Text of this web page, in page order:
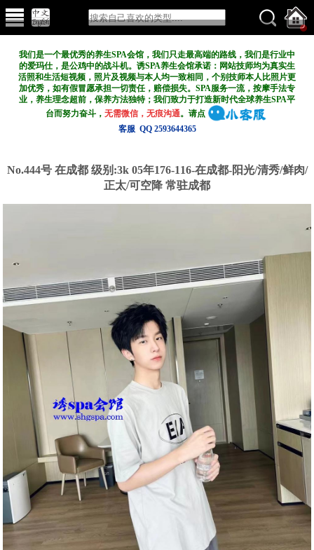
我们是一个最优秀的养生SPA会馆，我们只走最高端的路线，我们是行业中
的爱玛仕，是公鸡中的战斗机。诱SPA养生会馆承诺：网站技师均为真实生
活照和生活短视频，照片及视频与本人均一致相同，个别技师本人比照片更
加优秀，如有假冒愿承担一切责任，赔偿损失。SPA服务一流，按摩手法专
业，养生理念超前，保养方法独特；我们致力于打造新时代全球养生SPA平
台而努力奋斗，无需微信，无痕沟通。请点
客服 QQ 2593644365
No.444号 在成都 级别:3k 05年176-116-在成都-阳光/清秀/鲜肉/
正太/可空降 常驻成都